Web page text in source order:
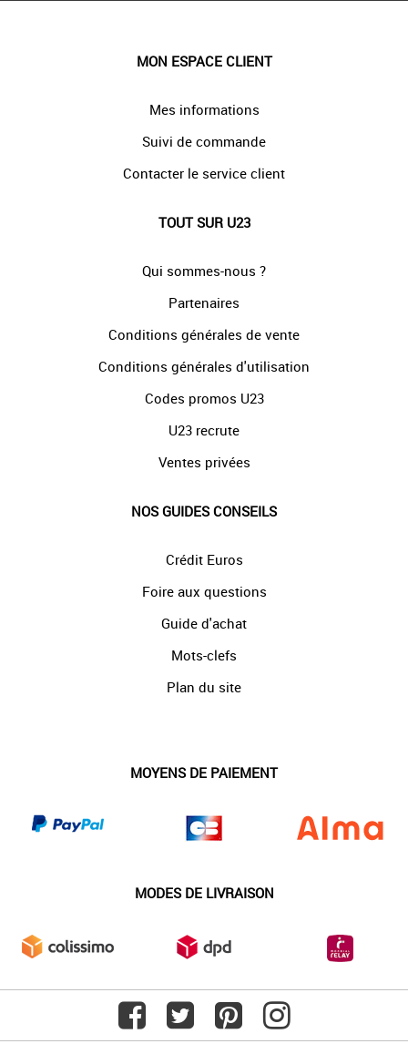
MON ESPACE CLIENT
Mes informations
Suivi de commande
Contacter le service client
TOUT SUR U23
Qui sommes-nous ?
Partenaires
Conditions générales de vente
Conditions générales d'utilisation
Codes promos U23
U23 recrute
Ventes privées
NOS GUIDES CONSEILS
Crédit Euros
Foire aux questions
Guide d'achat
Mots-clefs
Plan du site
MOYENS DE PAIEMENT
MODES DE LIVRAISON